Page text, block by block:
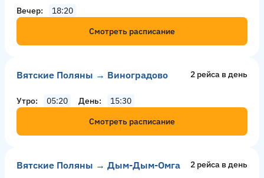
Вечер
18:20
Смотреть расписание
Вятские Поляны → Виноградово 2 рейсa в день
Утро 05:20 День
15:30
Смотреть расписание
Вятские Поляны → Дым-Дым-Омга 2 рейсa в день